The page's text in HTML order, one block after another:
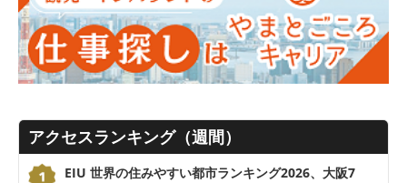
アクセスランキング（週間）
EIU 世界の住みやすい都市ランキング2026、大阪7